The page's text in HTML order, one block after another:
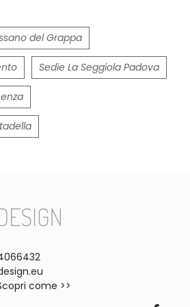
del Grappa
Sedie La Seggiola Padova
come >>